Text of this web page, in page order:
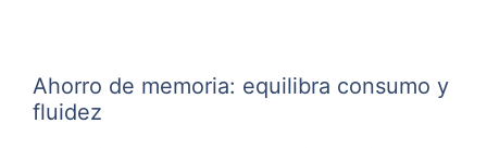
Ahorro de memoria: equilibra consumo y
fluidez